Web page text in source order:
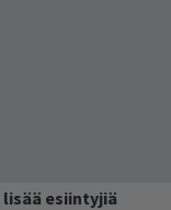
esiintyjiä